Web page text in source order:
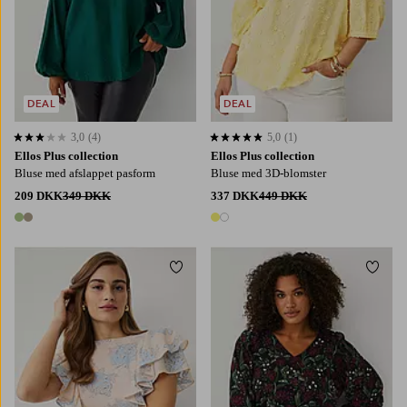
Ellos Plus collection
Bluse med afslappet pasform
209 DKK349 DKK
2 farver
3,0 baseret på 4 bedømmelser
3,0 (4)
DEAL
Ellos Plus collection
Bluse med 3D-blomster
337 DKK449 DKK
2 farver
5,0 baseret på 1 bedømmelser
5,0 (1)
DEAL
Tilføj til favoritter
2XL3XL 4XL